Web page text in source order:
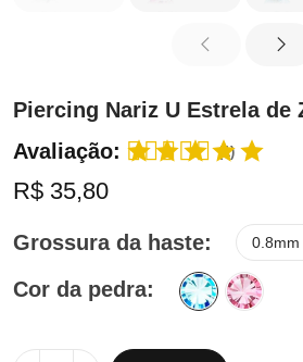
Piercing Nariz U Estrela de
Avaliação:
(1)
R$ 35,80
Grossura da haste
Cor da pedra